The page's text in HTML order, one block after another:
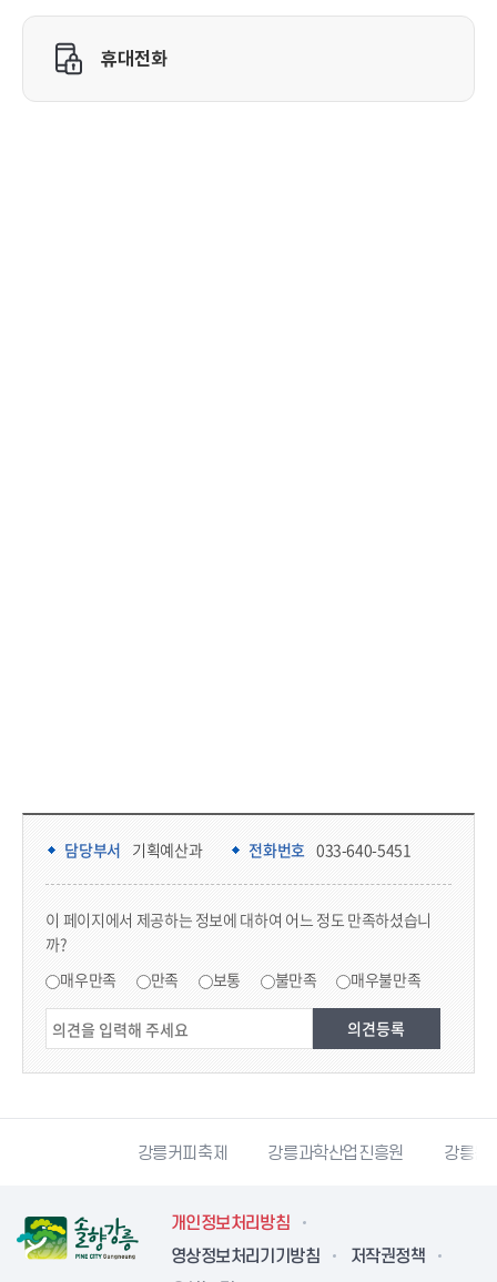
담당부서 정보 & 컨텐츠 만족도 조사
담당부서 기획예산과 전화번호 033-640-5451
이 페이지에서 제공하는 정보에 대하여 어느 정도 만족하셨습니
까?
매우만족 만족 보통 불만족 매우불만족
강릉커피축제 강릉과학산업진흥원 강릉문
개인정보처리방침
영상정보처리기기방침
저작권정책